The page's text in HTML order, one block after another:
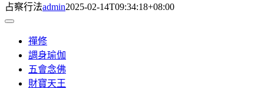
占察行法admin2025-02-14T09:34:18+08:00
Toggle
禪修
調身瑜伽
五會念佛
財寶天王